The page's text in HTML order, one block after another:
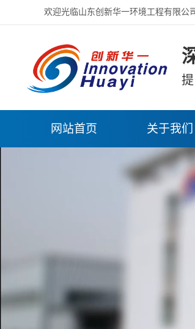
欢迎光临山东创新华一环境工程有限公
网站首页 关于我们